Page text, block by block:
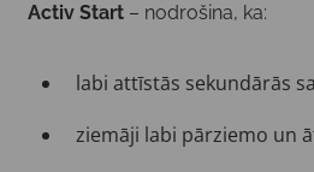
Activ Start– nodrošina, ka:
labi attīstās sekundārās
ziemāji labi pārziemo un